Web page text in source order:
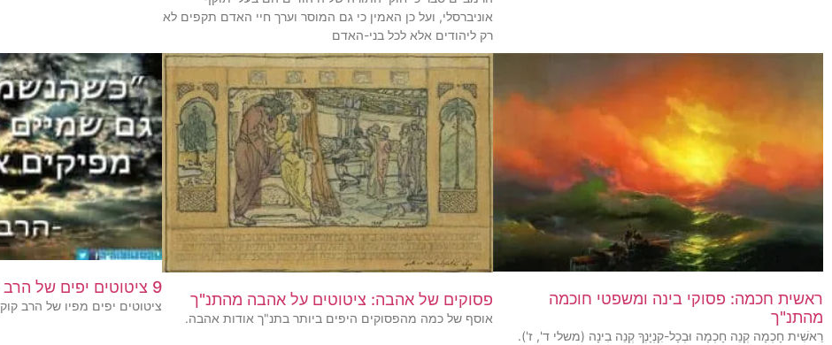
אוניברסלי, ועל כן האמין כי גם המוסר וערך חיי האדם תקפים לא
רק ליהודים אלא לכל בני-האדם
ראשית חכמה: פסוקי בינה ומשפטי חוכמה
מהתנ"ך
רֵאשִׁית חָכְמָה קְנֵה חָכְמָה וּבְכָל-קִנְיָנְךָ קְנֵה בִינָה (משלי ד', ז').
פסוקים של אהבה: ציטוטים על אהבה מהתנ"ך
אוסף של כמה מהפסוקים היפים ביותר בתנ"ך אודות אהבה.
9 ציטוטים יפים של הרב קוק
ציטוטים יפים מפיו של הרב קוק